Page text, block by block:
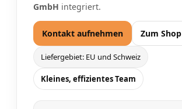
GmbH integriert.
Kontakt aufnehmen Zum Shop
Liefergebiet: EU und Schweiz
Kleines, effizientes Team